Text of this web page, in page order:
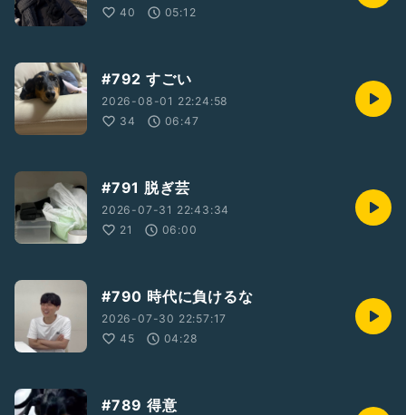
40
05:12
#792 すごい
2026-08-01 22:24:58
34
06:47
#791 脱ぎ芸
2026-07-31 22:43:34
21
06:00
#790 時代に負けるな
2026-07-30 22:57:17
45
04:28
#789 得意